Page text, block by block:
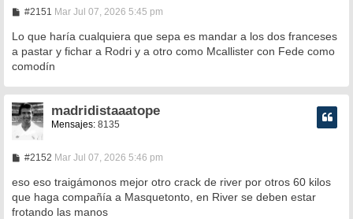
#2151 M
n
a
j
Mar Jul 07, 2026 5:45 pm
Lo que haría cualquiera que sepa es mandar a los dos franceses
a pastar y fichar a Rodri y a otro como Mcallister con Fede como
comodín
madridistaaatope
Mensajes: 8135
#2152M
n
a
j
Mar Jul 07, 2026 5:46 pm
eso eso traigámonos mejor otro crack de river por otros 60 kilos
que haga compañía a Masquetonto, en River se deben estar
frotando las manos